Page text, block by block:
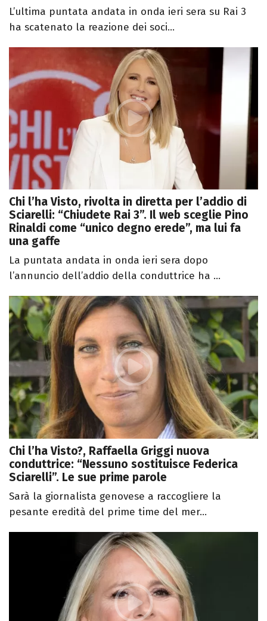
L’ultima puntata andata in onda ieri sera su Rai 3
ha scatenato la reazione dei soci...
Chi l’ha Visto, rivolta in diretta per l’addio di
Sciarelli: “Chiudete Rai 3”. Il web sceglie Pino
Rinaldi come “unico degno erede”, ma lui fa
una gaffe
La puntata andata in onda ieri sera dopo
l’annuncio dell’addio della conduttrice ha ...
Chi l’ha Visto?, Raffaella Griggi nuova
conduttrice: “Nessuno sostituisce Federica
Sciarelli”. Le sue prime parole
Sarà la giornalista genovese a raccogliere la
pesante eredità del prime time del mer...